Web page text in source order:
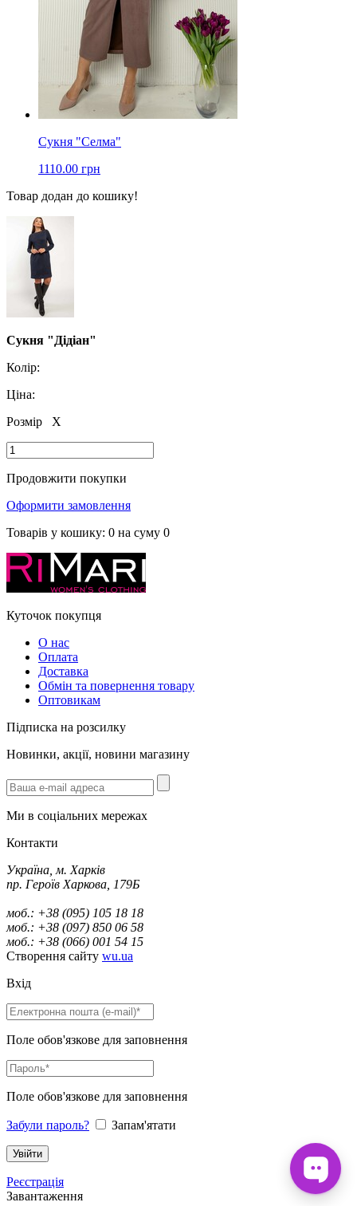
Сукня "Селма"
1110.00 грн
Товар додан до кошику!
Сукня "Дідіан"
Колір:
Ціна:
Розмір
X
Продовжити покупки
Оформити замовлення
Товарів у кошику: 0 на суму 0
Куточок покупця
О нас
Оплата
Доставка
Обмін та повернення товару
Оптовикам
Підписка на розсилку
Новинки, акції, новини магазину
Ми в соціальних мережах
Контакти
Україна, м. Харків
пр. Героїв Харкова, 179Б
моб.: +38 (095) 105 18 18
моб.: +38 (097) 850 06 58
моб.: +38 (066) 001 54 15
Створення сайту wu.ua
Вхід
Поле обов'язкове для заповнення
Поле обов'язкове для заповнення
Забули пароль? Запам'ятати
Реєстрація
Завантаження